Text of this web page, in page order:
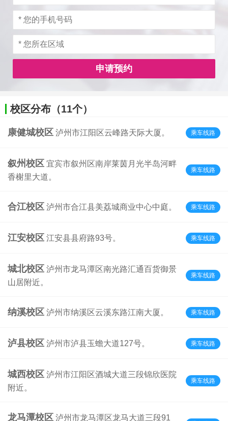
申请预约
校区分布（11个）
康健城校区 泸州市江阳区云峰路天际大厦。 乘车线路
叙州校区 宜宾市叙州区南岸莱茵月光半岛河畔
香榭里大道。
乘车线路
合江校区 泸州市合江县美荔城商业中心中庭。 乘车线路
江安校区 江安县县府路93号。 乘车线路
城北校区 泸州市龙马潭区南光路汇通百货御景
山居附近。
乘车线路
纳溪校区 泸州市纳溪区云溪东路江南大厦。 乘车线路
泸县校区 泸州市泸县玉蟾大道127号。 乘车线路
城西校区 泸州市江阳区酒城大道三段锦欣医院
附近。
乘车线路
龙马潭校区 泸州市龙马潭区龙马大道三段91